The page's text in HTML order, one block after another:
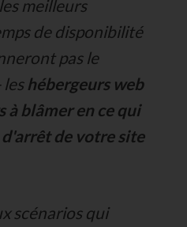
meilleurs
de disponibilité
pas le
leshébergeurs web
à blâmer en ce qui
de votre site
scénarios qui